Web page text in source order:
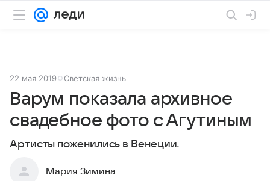
22 мая 2019 Светская жизнь
Варум показала архивное
свадебное фото с Агутиным
Артисты поженились в Венеции.
Мария Зимина